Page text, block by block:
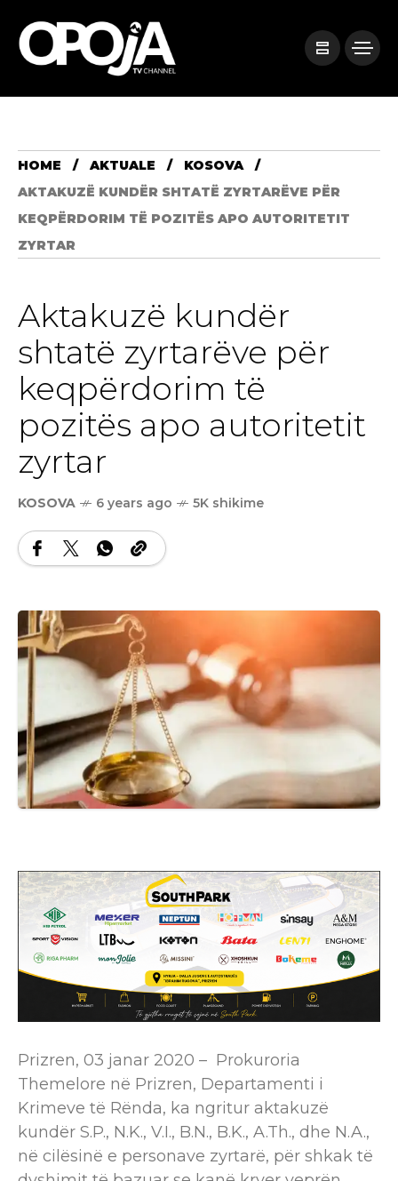
HOME AKTUALE
KOSOVA
AKTAKUZË KUNDËR SHTATË ZYRTARËVE PËR
KEQPËRDORIM TË POZITËS APO AUTORITETIT
ZYRTAR ​
Aktakuzë kundër
shtatë zyrtarëve për
keqpërdorim të
pozitës apo autoritetit
zyrtar ​
KOSOVA 6 years ago 5K shikime
Prizren, 03 janar 2020 – ​ Prokuroria
Themelore në Prizren, Departamenti i
Krimeve të Rënda, ka ngritur aktakuzë
kundër S.P., N.K., V.I., B.N., B.K., A.Th., dhe N.A.,
në cilësinë e personave zyrtarë, për shkak të